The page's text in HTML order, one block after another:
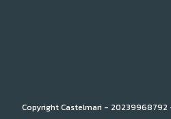
Copyright Castelmari - 20239968792